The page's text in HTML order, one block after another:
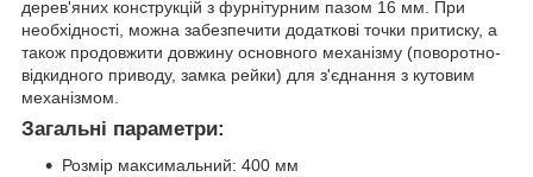
дерев'яних конструкцій з фурнітурним пазом 16 мм. При
необхідності, можна забезпечити додаткові точки притиску, а
також продовжити довжину основного механізму (поворотно-
відкидного приводу, замка рейки) для з'єднання з кутовим
механізмом.
Загальні параметри:
Розмір максимальний: 400 мм